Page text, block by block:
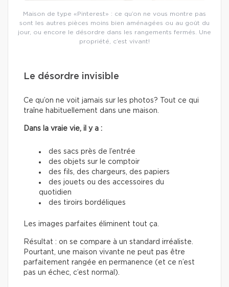
Maison de type «Pinterest» : ce qu’on ne vous montre pas
sont les autres pièces moins bien aménagées ou au goût du
jour, ou encore le désordre dans les rangements fermés. Une
propriété, c’est vivant!
Le désordre invisible
Ce qu’on ne voit jamais sur les photos? Tout ce qui
traîne habituellement dans une maison.
Dans la vraie vie, il y a :
des sacs près de l’entrée
des objets sur le comptoir
des fils, des chargeurs, des papiers
des jouets ou des accessoires du
quotidien
des tiroirs bordéliques
Les images parfaites éliminent tout ça.
Résultat : on se compare à un standard irréaliste.
Pourtant, une maison vivante ne peut pas être
parfaitement rangée en permanence (et ce n’est
pas un échec, c’est normal).